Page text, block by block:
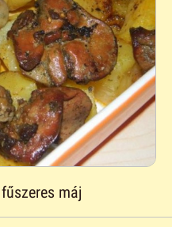
máj